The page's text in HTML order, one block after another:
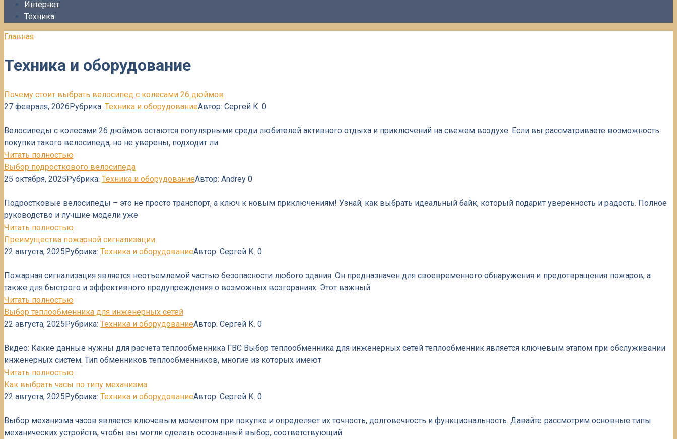
Интернет
Техника
Главная
Техника и оборудование
Почему стоит выбрать велосипед с колесами 26 дюймов
27 февраля, 2026Рубрика: Техника и оборудованиеАвтор: Сергей К. 0
Велосипеды с колесами 26 дюймов остаются популярными среди любителей активного отдыха и приключений на свежем воздухе. Если вы рассматриваете возможность
покупки такого велосипеда, но не уверены, подходит ли
Читать полностью
Выбор подросткового велосипеда
25 октября, 2025Рубрика: Техника и оборудованиеАвтор: Andrey 0
Подростковые велосипеды – это не просто транспорт, а ключ к новым приключениям! Узнай, как выбрать идеальный байк, который подарит уверенность и радость. Полное
руководство и лучшие модели уже
Читать полностью
Преимущества пожарной сигнализации
22 августа, 2025Рубрика: Техника и оборудованиеАвтор: Сергей К. 0
Пожарная сигнализация является неотъемлемой частью безопасности любого здания. Он предназначен для своевременного обнаружения и предотвращения пожаров, а
также для быстрого и эффективного предупреждения о возможных возгораниях. Этот важный
Читать полностью
Выбор теплообменника для инженерных сетей
22 августа, 2025Рубрика: Техника и оборудованиеАвтор: Сергей К. 0
Видео: Какие данные нужны для расчета теплообменника ГВС Выбор теплообменника для инженерных сетей теплообменник является ключевым этапом при обслуживании
инженерных систем. Тип обменников теплообменников, многие из которых имеют
Читать полностью
Как выбрать часы по типу механизма
22 августа, 2025Рубрика: Техника и оборудованиеАвтор: Сергей К. 0
Выбор механизма часов является ключевым моментом при покупке и определяет их точность, долговечность и функциональность. Давайте рассмотрим основные типы
механических устройств, чтобы вы могли сделать осознанный выбор, соответствующий